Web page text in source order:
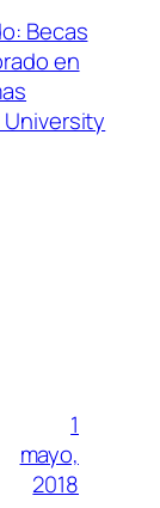
Becas
en
1
mayo,
2018